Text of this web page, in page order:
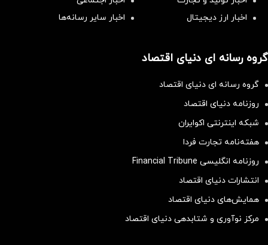
اخبار ارز دیجیتال
اخبار سایر رسانه‌‌ها
گروه رسانه ای دنیای اقتصاد
گروه رسانه ای دنیای اقتصاد
روزنامه دنیای اقتصاد
شبکه اینترنتی اکوایران
هفته‌نامه تجارت فردا
روزنامه انگلیسی Financial Tribune
انتشارات دنیای اقتصاد
همایش‌های دنیای اقتصاد
مرکز نوآوری و شتابدهی دنیای اقتصاد